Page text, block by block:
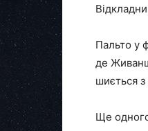
Пальто у
де
шиється
Ще